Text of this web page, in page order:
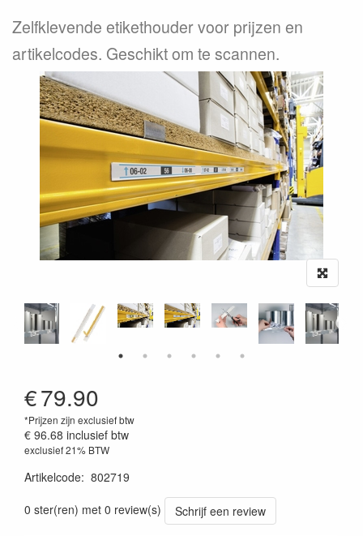
Zelfklevende etikethouder voor prijzen en
artikelcodes. Geschikt om te scannen.
€79.90
*Prijzen zijn exclusief btw
€ 96.68 inclusief btw
exclusief 21% BTW
Artikelcode: 802719
0 ster(ren) met 0 review(s)
Schrijf een review